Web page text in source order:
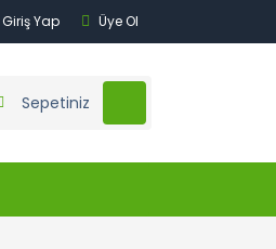
Giriş Yap Üye Ol
Sepetiniz